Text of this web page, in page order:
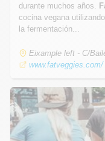
durante muchos años.
cocina vegana
la fermentación...
Eixample left - C/
www.fatveggies.com/